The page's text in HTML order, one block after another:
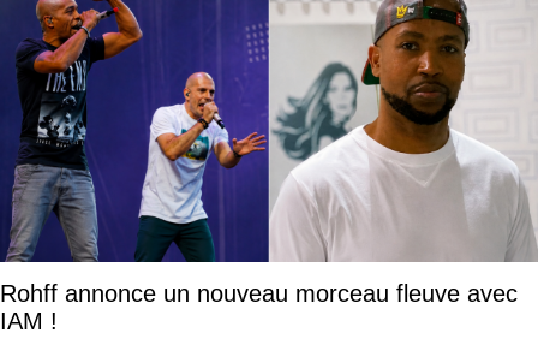
Rohff annonce un nouveau morceau fleuve avec
IAM !